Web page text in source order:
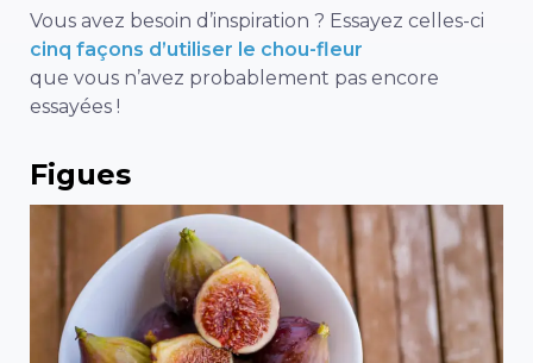
Vous avez besoin d’inspiration ? Essayez celles-ci
cinq façons d’utiliser le chou-fleur
que vous n’avez probablement pas encore
essayées !
Figues